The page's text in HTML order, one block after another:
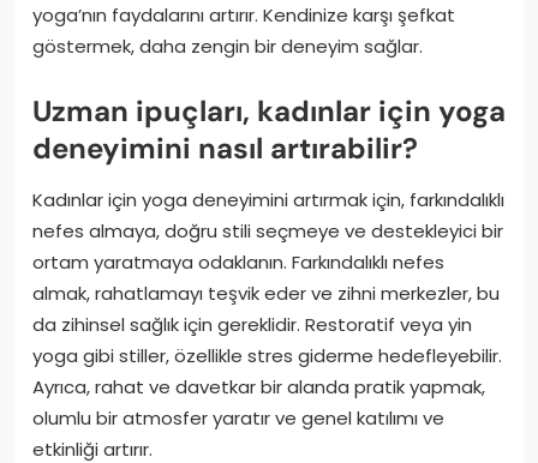
yoga’nın faydalarını artırır. Kendinize karşı şefkat
göstermek, daha zengin bir deneyim sağlar.
Uzman ipuçları, kadınlar için yoga
deneyimini nasıl artırabilir?
Kadınlar için yoga deneyimini artırmak için, farkındalıklı
nefes almaya, doğru stili seçmeye ve destekleyici bir
ortam yaratmaya odaklanın. Farkındalıklı nefes
almak, rahatlamayı teşvik eder ve zihni merkezler, bu
da zihinsel sağlık için gereklidir. Restoratif veya yin
yoga gibi stiller, özellikle stres giderme hedefleyebilir.
Ayrıca, rahat ve davetkar bir alanda pratik yapmak,
olumlu bir atmosfer yaratır ve genel katılımı ve
etkinliği artırır.